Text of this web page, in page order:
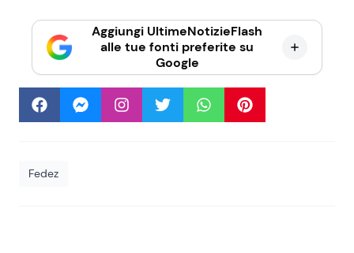
Aggiungi UltimeNotizieFlash
alle tue fonti preferite su
Google
Fedez